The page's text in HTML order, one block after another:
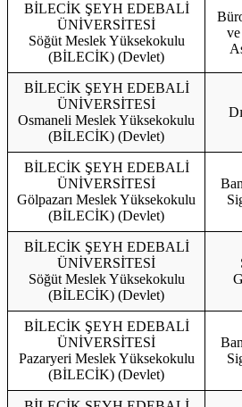
BİLECİK ŞEYH EDEBALİ
ÜNİVERSİTESİ
Söğüt Meslek Yüksekokulu
(BİLECİK) (Devlet)
BİLECİK ŞEYH EDEBALİ
ÜNİVERSİTESİ
Osmaneli Meslek Yüksekokulu
(BİLECİK) (Devlet)
BİLECİK ŞEYH EDEBALİ
ÜNİVERSİTESİ
Gölpazarı Meslek Yüksekokulu
(BİLECİK) (Devlet)
BİLECİK ŞEYH EDEBALİ
ÜNİVERSİTESİ
Söğüt Meslek Yüksekokulu
(BİLECİK) (Devlet)
BİLECİK ŞEYH EDEBALİ
ÜNİVERSİTESİ
Pazaryeri Meslek Yüksekokulu
(BİLECİK) (Devlet)